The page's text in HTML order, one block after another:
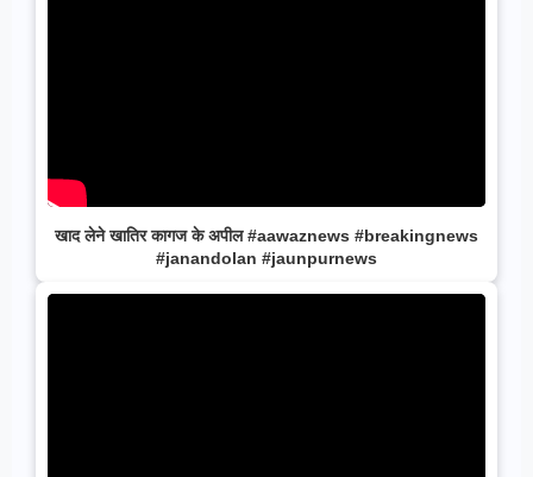
खाद लेने खातिर कागज के अपील #aawaznews #breakingnews
#janandolan #jaunpurnews